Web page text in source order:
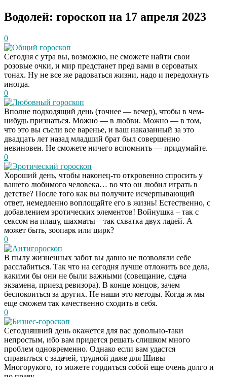
Водолей: гороскоп на 17 апреля 2023
0
Общий гороскоп
Сегодня с утра вы, возможно, не сможете найти свои
розовые очки, и мир предстанет пред вами в сероватых
тонах. Ну не все же радоваться жизни, надо и передохнуть
иногда.
0
Любовный гороскоп
Вполне подходящий день (точнее — вечер), чтобы в чем-
нибудь признаться. Можно — в любви. Можно — в том,
что это вы съели все варенье, и ваш наказанный за это
двадцать лет назад младший брат был совершенно
невиновен. Не сможете ничего вспомнить — придумайте.
0
Эротический гороскоп
Хороший день, чтобы наконец-то откровенно спросить у
вашего любимого человека… во что он любил играть в
детстве? После того как вы получите исчерпывающий
ответ, немедленно воплощайте его в жизнь! Естественно, с
добавлением эротических элементов! Войнушка – так с
сексом на плацу, шахматы – так схватка двух ладей. А
может быть, зоопарк или цирк?
0
Антигороскоп
В пылу жизненных забот вы давно не позволяли себе
расслабиться. Так что на сегодня лучше отложить все дела,
какими бы они не были важными (совещание, сдача
экзамена, приезд ревизора). В конце концов, зачем
беспокоиться за других. Не наши это методы. Когда ж мы
еще сможем так качественно сходить в себя.
0
Бизнес-гороскоп
Сегодняшний день окажется для вас довольно-таки
непростым, ибо вам придется решать слишком много
проблем одновременно. Однако если вам удастся
справиться с задачей, трудной даже для Шивы
Многорукого, то можете гордиться собой еще очень долго и